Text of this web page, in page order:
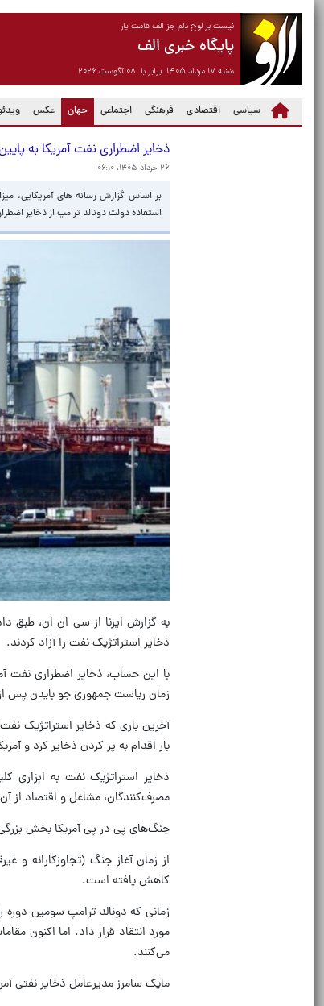
نیست بر لوح دلم جز الف قامت یار
پایگاه خبری الف
شنبه ۱۷ مرداد ۱۴۰۵ برابر با ۰۸ آگوست ۲۰۲۶
سیاسی اقتصادی فرهنگی اجتماعی جهان
(current) عکس
ذخایر اضطراری نفت آمریکا به پایین‌ترین
۲۶ خرداد ۱۴۰۵، ۰۶:۱۰
استفاده دولت دونالد ترامپ از ذخایر
ذخایر استراتژیک نفت را آزاد کردند.
زمان ریاست جمهوری جو بایدن پس
بار اقدام به پر کردن ذخایر کرد و
ذخایر استراتژیک نفت به
مصرف‌کنندگان، مشاغل و اقتصاد از
جنگ‌های پی در پی آمریکا بخش
کاهش یافته است.
مورد انتقاد قرار داد. اما اکنون
می‌کنند.
مایک سامرز مدیرعامل ذخایر نفتی